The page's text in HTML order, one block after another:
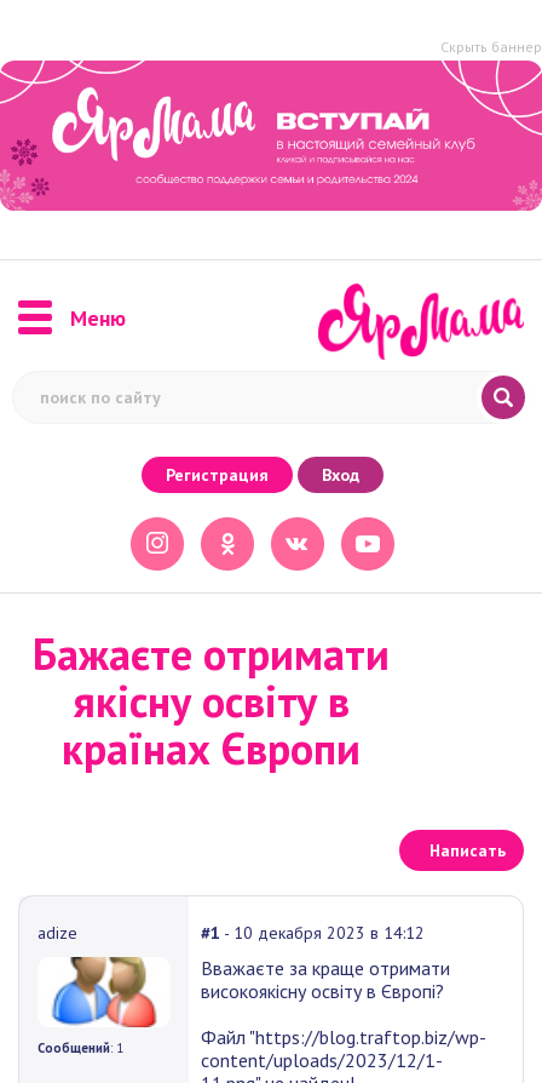
Скрыть баннер
Меню
Регистрация Вход
Бажаєте отримати
якісну освіту в
країнах Європи
Написать
adize
Сообщений: 1
#1 - 10 декабря 2023 в 14:12
Вважаєте за краще отримати
високоякісну освіту в Європі?
Файл "https://blog.traftop.biz/wp-
content/uploads/2023/12/1-